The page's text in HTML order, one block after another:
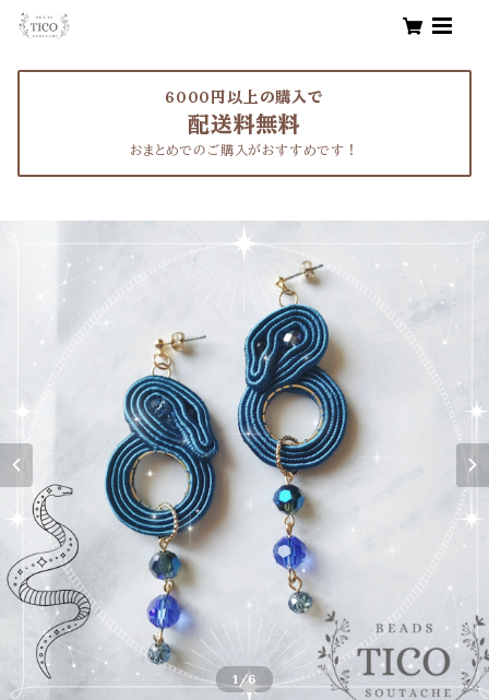
6000円以上の購入で
配送料無料
おまとめでのご購入がおすすめです！
1 /6